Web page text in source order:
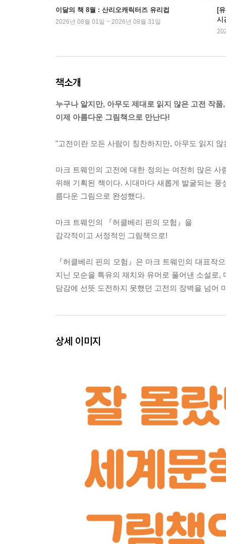
이달의 책 8월 : 산리오캐릭터즈 유리컵
2026년 08월 01일 ~ 2026년 08월 31일
[
시
책소개
누구나 알지만, 아무도 제대로 읽지 않은 고전 작품,
이제 아름다운 그림책으로 만난다!
"고전이란 모든 사람이 칭찬하지만, 아무도 읽지 않
마크 트웨인의 고전에 대한 정의는 여전히 많은
위해 기획된 책이다. 시대마다 새롭게 발굴되는
름다운 그림으로 완성했다.
마크 트웨인의 『허클베리 핀의 모험』을
감각적이고 서정적인 그림책으로!
『허클베리 핀의 모험』은 마크 트웨인의 대표작
지닌 모순을 특유의 재치와 유머로 풀어낸 소설로
담감에 선뜻 도전하지 못했던 고전의 장벽을 넘어
상세 이미지